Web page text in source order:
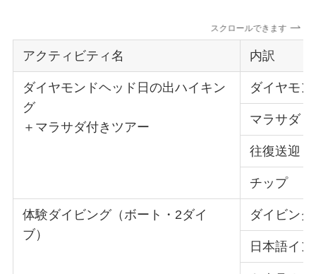
スクロールできます
アクティビティ名 内訳
ダイヤモンドヘッド日の出ハイキン
グ
＋マラサダ付きツアー
ダイヤモ
マラサダ
往復送迎
チップ
体験ダイビング（ボート・2ダイ
ブ）
ダイビン
日本語イ